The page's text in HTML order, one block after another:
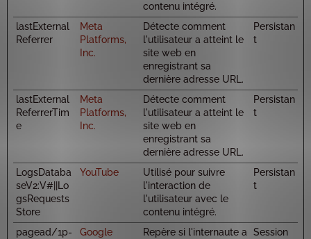
contenu intégré.
lastExternal
Referrer
Meta
Platforms,
Inc.
Détecte comment
l'utilisateur a atteint le
site web en
enregistrant sa
dernière adresse URL.
Persistan
t
lastExternal
ReferrerTim
e
Meta
Platforms,
Inc.
Détecte comment
l'utilisateur a atteint le
site web en
enregistrant sa
dernière adresse URL.
Persistan
t
LogsDataba
seV2:V#||Lo
gsRequests
Store
YouTube
Utilisé pour suivre
l'interaction de
l'utilisateur avec le
contenu intégré.
Persistan
t
pagead/1p-
Google
Repère si l'internaute a
Session